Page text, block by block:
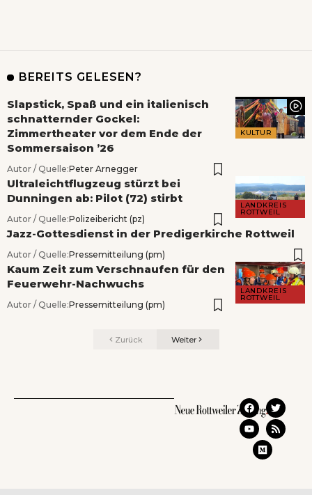
BEREITS GELESEN?
KULTUR
Slapstick, Spaß und ein italienisch
schnatternder Gockel:
Zimmertheater vor dem Ende der
Sommersaison ’26
Autor / Quelle:Peter Arnegger
LANDKREIS
ROTTWEIL
Ultraleichtflugzeug stürzt bei
Dunningen ab: Pilot (72) stirbt
Autor / Quelle:Polizeibericht (pz)
Jazz-Gottesdienst in der Predigerkirche Rottweil
Autor / Quelle:Pressemitteilung (pm)
LANDKREIS
ROTTWEIL
Kaum Zeit zum Verschnaufen für den
Feuerwehr-Nachwuchs
Autor / Quelle:Pressemitteilung (pm)
Zurück Weiter